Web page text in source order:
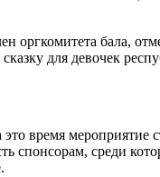
бала,
для девочек
время
спонсорам, среди